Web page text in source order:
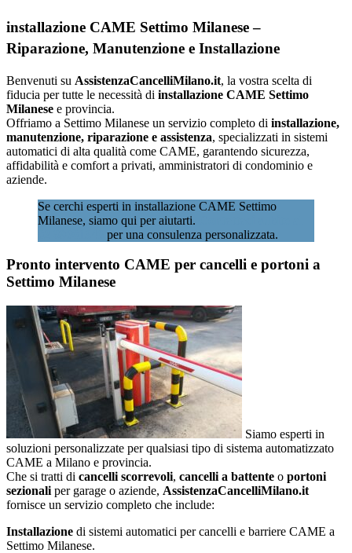
installazione CAME Settimo Milanese –
Riparazione, Manutenzione e Installazione
Benvenuti su AssistenzaCancelliMilano.it, la vostra scelta di
fiducia per tutte le necessità di installazione CAME Settimo
Milanese e provincia.
Offriamo a Settimo Milanese un servizio completo di installazione,
manutenzione, riparazione e assistenza, specializzati in sistemi
automatici di alta qualità come CAME, garantendo sicurezza,
affidabilità e comfort a privati, amministratori di condominio e
aziende.
Se cerchi esperti in installazione CAME Settimo
Milanese, siamo qui per aiutarti.
per una consulenza personalizzata.
Pronto intervento CAME per cancelli e portoni a
Settimo Milanese
Siamo esperti in
soluzioni personalizzate per qualsiasi tipo di sistema automatizzato
CAME a Milano e provincia.
Che si tratti di cancelli scorrevoli, cancelli a battente o portoni
sezionali per garage o aziende, AssistenzaCancelliMilano.it
fornisce un servizio completo che include:
Installazione di sistemi automatici per cancelli e barriere CAME a
Settimo Milanese.